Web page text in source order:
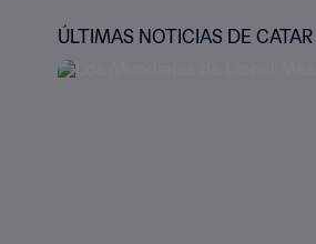
ÚLTIMAS NOTICIAS DE CATAR